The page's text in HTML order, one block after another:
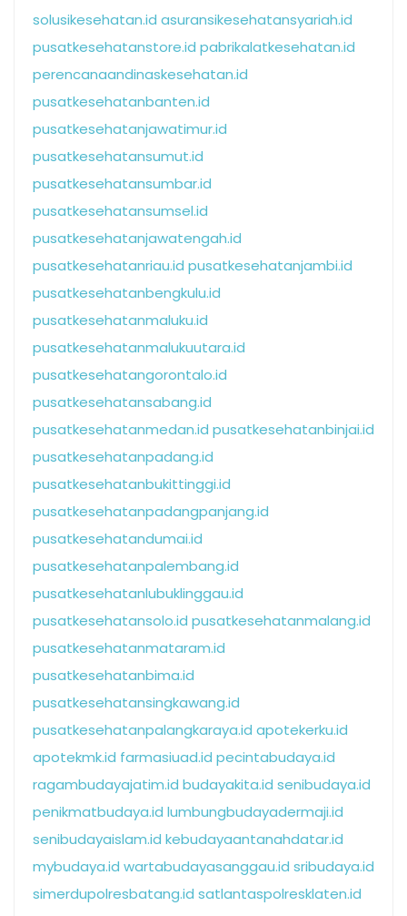
solusikesehatan.id asuransikesehatansyariah.id
pusatkesehatanstore.id pabrikalatkesehatan.id
perencanaandinaskesehatan.id
pusatkesehatanbanten.id
pusatkesehatanjawatimur.id
pusatkesehatansumut.id
pusatkesehatansumbar.id
pusatkesehatansumsel.id
pusatkesehatanjawatengah.id
pusatkesehatanriau.id pusatkesehatanjambi.id
pusatkesehatanbengkulu.id
pusatkesehatanmaluku.id
pusatkesehatanmalukuutara.id
pusatkesehatangorontalo.id
pusatkesehatansabang.id
pusatkesehatanmedan.id pusatkesehatanbinjai.id
pusatkesehatanpadang.id
pusatkesehatanbukittinggi.id
pusatkesehatanpadangpanjang.id
pusatkesehatandumai.id
pusatkesehatanpalembang.id
pusatkesehatanlubuklinggau.id
pusatkesehatansolo.id pusatkesehatanmalang.id
pusatkesehatanmataram.id
pusatkesehatanbima.id
pusatkesehatansingkawang.id
pusatkesehatanpalangkaraya.id apotekerku.id
apotekmk.id farmasiuad.id pecintabudaya.id
ragambudayajatim.id budayakita.id senibudaya.id
penikmatbudaya.id lumbungbudayadermaji.id
senibudayaislam.id kebudayaantanahdatar.id
mybudaya.id wartabudayasanggau.id sribudaya.id
simerdupolresbatang.id satlantaspolresklaten.id